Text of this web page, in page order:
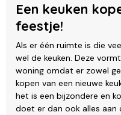
Een keuken
feestje!
Als er één ruimte is die
wel de keuken. Deze
woning omdat er zowel
kopen van een nieuwe
het is een bijzondere en
doet er dan ook alles